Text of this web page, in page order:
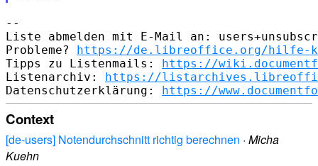
--
Liste abmelden mit E-Mail an:
Probleme? https://de.libreoffice.org/hilfe-
Tipps zu Listenmails: https://
Listenarchiv: https://
Datenschutzerklärung: https://
Context
[de-users] Notendurchschnitt richtig berechnen · Micha
Kuehn